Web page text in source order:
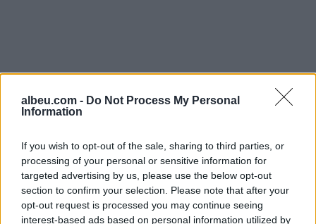
albeu.com - Do Not Process My Personal
Information
If you wish to opt-out of the sale, sharing to third parties, or
processing of your personal or sensitive information for
targeted advertising by us, please use the below opt-out
section to confirm your selection. Please note that after your
opt-out request is processed you may continue seeing
interest-based ads based on personal information utilized by